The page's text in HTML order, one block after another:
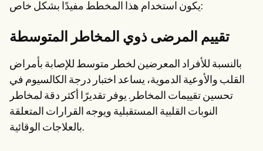
يكون استخدام هذا المخطط مفيدًا بشكل خاص:
تقييم المرضى ذوي المخاطر المتوسطة
بالنسبة للأفراد المعرضين لخطر متوسط للإصابة بأمراض
القلب والأوعية الدموية، يساعد اختبار درجة الكالسيوم في
تحسين تقييمات المخاطر. يوفر تقديرًا أكثر دقة لمخاطر
النوبات القلبية المستقبلية ويوجه القرارات المتعلقة
بالعلاجات الوقائية.